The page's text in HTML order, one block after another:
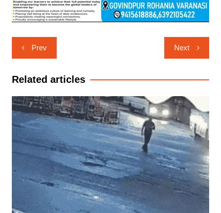
Post
navigation
Prev Next
Related articles